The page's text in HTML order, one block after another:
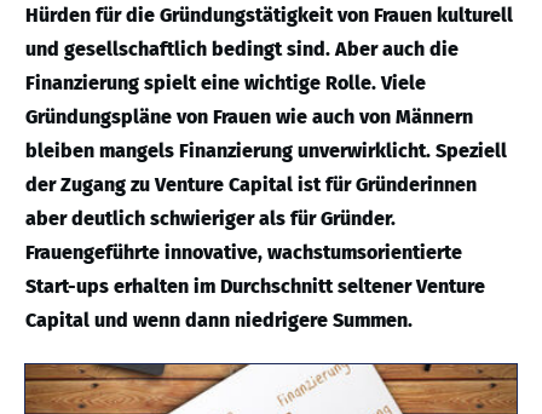
Hürden für die Gründungstätigkeit von Frauen kulturell
und gesellschaftlich bedingt sind. Aber auch die
Finanzierung spielt eine wichtige Rolle. Viele
Gründungspläne von Frauen wie auch von Männern
bleiben mangels Finanzierung unverwirklicht. Speziell
der Zugang zu Venture Capital ist für Gründerinnen
aber deutlich schwieriger als für Gründer.
Frauengeführte innovative, wachstumsorientierte
Start-ups erhalten im Durchschnitt seltener Venture
Capital und wenn dann niedrigere Summen.